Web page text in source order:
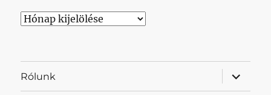
Archívum
Rólunk
almenü